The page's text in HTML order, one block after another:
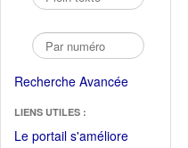
Recherche Avancée
LIENS UTILES :
Le portail s'améliore(Fichier